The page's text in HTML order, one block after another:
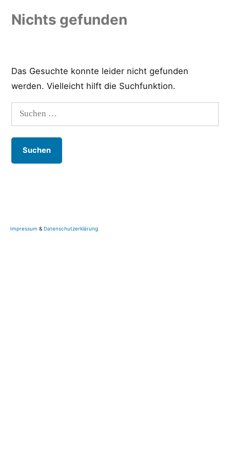
InhaltNichts gefunden
Das Gesuchte konnte leider nicht gefunden
werden. Vielleicht hilft die Suchfunktion.
Suchen
nach:
Impressum & Datenschutzerklärung